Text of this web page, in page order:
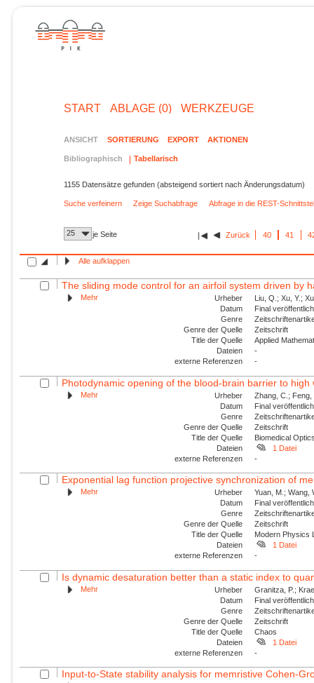
START ABLAGE (0) WERKZEUGE
ANSICHT SORTIERUNG EXPORT AKTIONEN
Bibliographisch Tabellarisch
1155 Datensätze gefunden (absteigend sortiert nach Änderungsdatum)
Suche verfeinern Zeige Suchabfrage Abfrage in die REST-
25 je Seite Zurück 40 41
Alle aufklappen
The sliding mode control for an airfoil system driven by
Mehr Urheber
Liu, Q.; Xu, Y.;
Datum
Final
Genre
Genre der Quelle
Zeitschrift
Title der Quelle
Applied
Dateien
-
externe Referenzen
-
Photodynamic opening of the blood-brain barrier to
Mehr Urheber
Zhang, C.;
Datum
Final
Genre
Genre der Quelle
Zeitschrift
Title der Quelle
Biomedical
Dateien
1 Datei
externe Referenzen
-
Exponential lag function projective synchronization of
Mehr Urheber
Yuan, M.; Wang,
Datum
Final
Genre
Genre der Quelle
Zeitschrift
Title der Quelle
Modern Physics
Dateien
1 Datei
externe Referenzen
-
Is dynamic desaturation better than a static index to
Mehr Urheber
Granitza, P.;
Datum
Final
Genre
Genre der Quelle
Zeitschrift
Title der Quelle
Chaos
Dateien
1 Datei
externe Referenzen
-
Input-to-State stability analysis for memristive Cohen-